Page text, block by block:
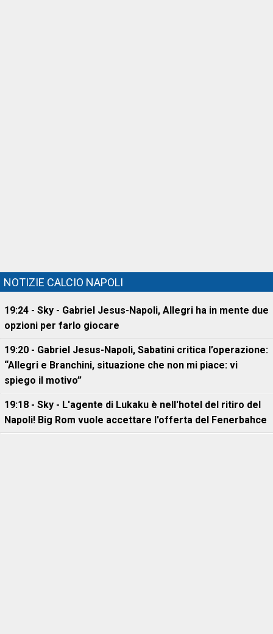
NOTIZIE CALCIO NAPOLI
19:24 - Sky - Gabriel Jesus-Napoli, Allegri ha in mente due
opzioni per farlo giocare
19:20 - Gabriel Jesus-Napoli, Sabatini critica l’operazione:
“Allegri e Branchini, situazione che non mi piace: vi
spiego il motivo”
19:18 - Sky - L'agente di Lukaku è nell'hotel del ritiro del
Napoli! Big Rom vuole accettare l'offerta del Fenerbahce